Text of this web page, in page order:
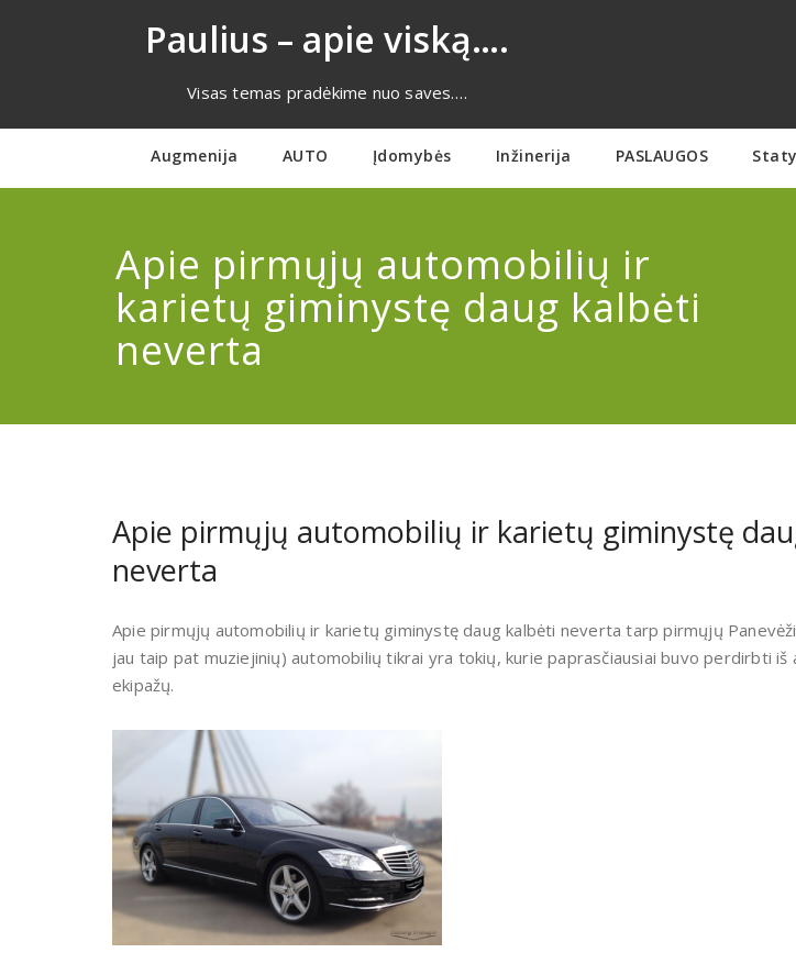
Paulius – apie viską….
Visas temas pradėkime nuo saves….
Augmenija AUTO Įdomybės Inžinerija PASLAUGOS
Apie pirmųjų automobilių ir
karietų giminystę daug kalbėti
neverta
Apie pirmųjų automobilių ir karietų giminystę
neverta
Apie pirmųjų automobilių ir karietų giminystę daug kalbėti neverta tarp pirmųjų
jau taip pat muziejinių) automobilių tikrai yra tokių, kurie paprasčiausiai buvo perdirbti iš
ekipažų.